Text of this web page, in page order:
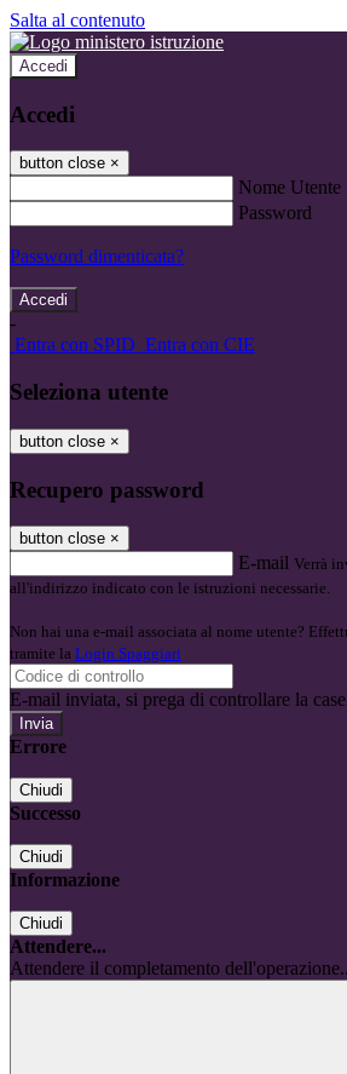
Salta al contenuto
Accedi
Accedi
button close ×
Nome Utente
Password
Password dimenticata?
-
Entra con SPID Entra con CIE
Seleziona utente
button close ×
Recupero password
button close ×
E-mail Verrà
all'indirizzo indicato con le istruzioni necessarie.
Non hai una e-mail associata al nome utente?
tramite la Login Spaggiari
E-mail inviata, si prega di controllare la
Errore
Chiudi
Successo
Chiudi
Informazione
Chiudi
Attendere...
Attendere il completamento